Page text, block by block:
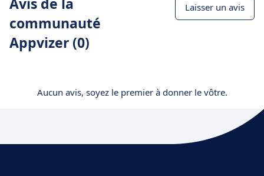
communauté
Appvizer (0)
Laisser un avis
Aucun avis, soyez le premier à donner le vôtre.